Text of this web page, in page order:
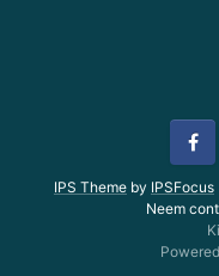
IPS Theme by IPSFocus
Neem